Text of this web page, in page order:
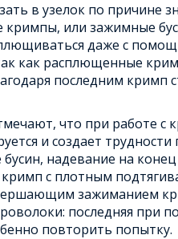
в узелок по причине
или зажимные
даже с
как расплющенные
последним кримп
что при работе с
и создает
надевание на
с плотным
зажиманием
последняя при
повторить попытку.